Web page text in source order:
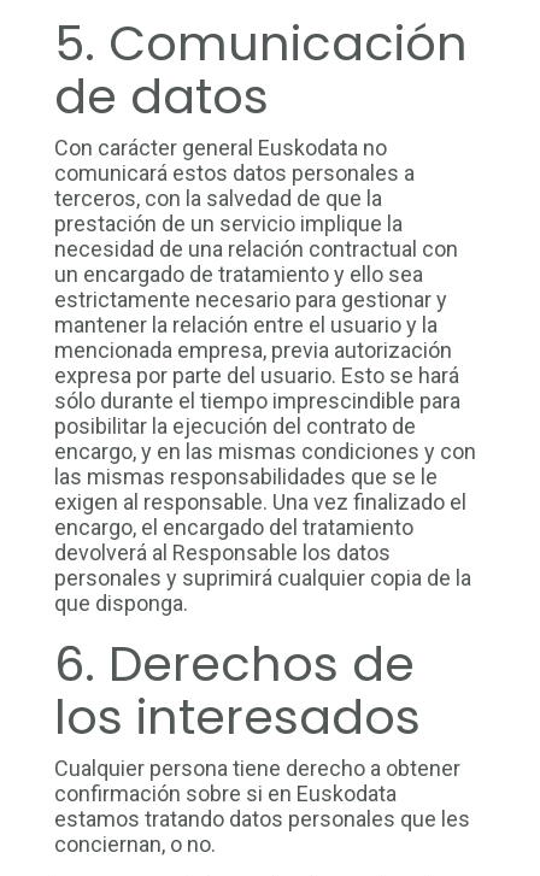
5. Comunicación
de datos
Con carácter general Euskodata no
comunicará estos datos personales a
terceros, con la salvedad de que la
prestación de un servicio implique la
necesidad de una relación contractual con
un encargado de tratamiento y ello sea
estrictamente necesario para gestionar y
mantener la relación entre el usuario y la
mencionada empresa, previa autorización
expresa por parte del usuario. Esto se hará
sólo durante el tiempo imprescindible para
posibilitar la ejecución del contrato de
encargo, y en las mismas condiciones y con
las mismas responsabilidades que se le
exigen al responsable. Una vez finalizado el
encargo, el encargado del tratamiento
devolverá al Responsable los datos
personales y suprimirá cualquier copia de la
que disponga.
6. Derechos de
los interesados
Cualquier persona tiene derecho a obtener
confirmación sobre si en Euskodata
estamos tratando datos personales que les
conciernan, o no.